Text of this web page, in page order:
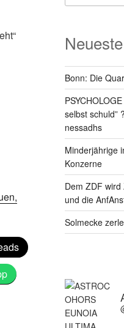
Bonn: Die
selbst schuld”
nessadhs
Minderjährige
Konzerne
Dem ZDF
und die
Solmecke